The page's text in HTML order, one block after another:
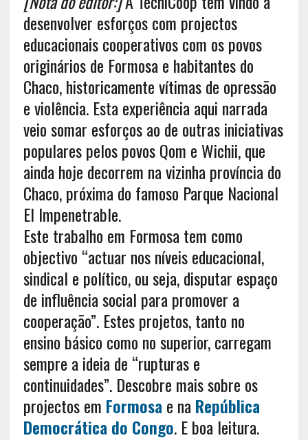
desenvolver esforços com projectos
educacionais cooperativos com os povos
originários de Formosa e habitantes do
Chaco, historicamente vítimas de opressão
e violência. Esta experiência aqui narrada
veio somar esforços ao de outras iniciativas
populares pelos povos Qom e Wichii, que
ainda hoje decorrem na vizinha província do
Chaco, próxima do famoso Parque Nacional
El Impenetrable.
Este trabalho em Formosa tem como
objectivo “actuar nos níveis educacional,
sindical e político, ou seja, disputar espaço
de influência social para promover a
cooperação”. Estes projetos, tanto no
ensino básico como no superior, carregam
sempre a ideia de “rupturas e
continuidades”. Descobre mais sobre os
projectos em Formosa e na República
Democrática do Congo. E boa leitura.